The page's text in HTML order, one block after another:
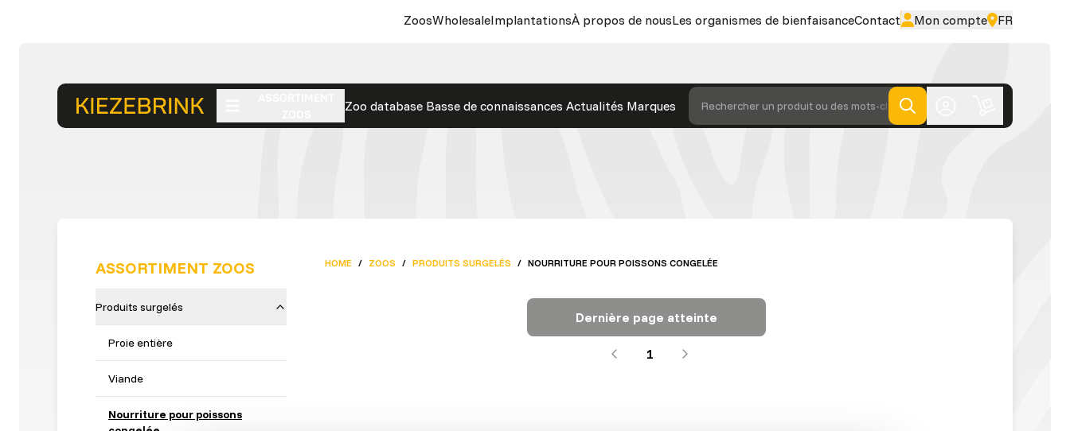
ZoosWholesaleImplantationsÀ propos de nousLes organismes de bienfaisanceContact Mon compte FR
Zoo database Basse de connaissances Actualités Marques Rechercher un produit ou des mots-clés
ASSORTIMENT ZOOS
Produits surgelés
Proie entière
Viande
Nourriture pour poissons
HOME / ZOOS / PRODUITS SURGELÉS / NOURRITURE POUR POISSONS CONGELÉE
Dernière page atteinte
1